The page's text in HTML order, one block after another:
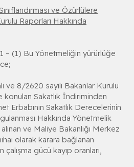
ve Özürlülere
Raporları Hakkında
– (1) Bu Yönetmeliğin yürürlüğe
ve 8/2620 sayılı Bakanlar Kurulu
konulan Sakatlık İndiriminden
Erbabının Sakatlık Derecelerinin
Hakkında Yönetmelik
ve Maliye Bakanlığı Merkez
olarak karara bağlanan
gücü kayıp oranları,